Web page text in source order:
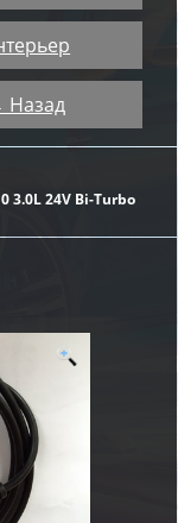
Назад
3.0L 24V Bi-Turbo